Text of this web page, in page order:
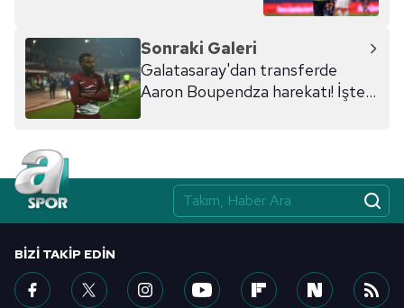
Sonraki Galeri
Galatasaray'dan transferde
Aaron Boupendza harekatı! İşte
BIZI TAKIP EDIN